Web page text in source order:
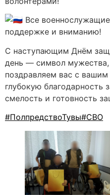
Все
поддержке и вниманию!
С наступающим Днём
день — символ
поздравляем вас с
глубокую благодарность
смелость и готовность
#ПолпредствоТувы#СВО